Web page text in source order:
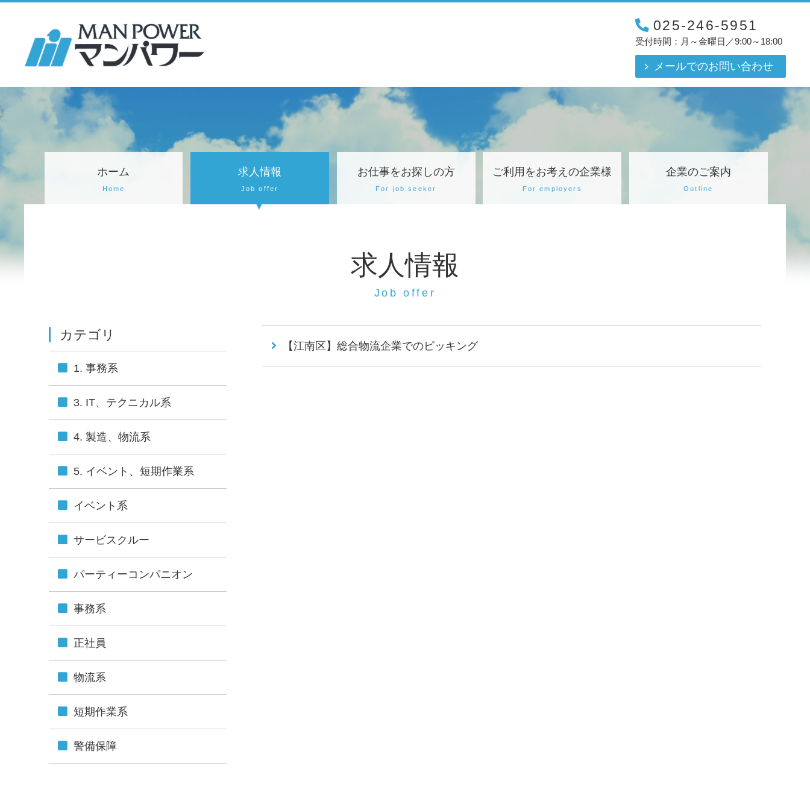
025-246-5951
受付時間：月～金曜日／9:00～18:00
メールでのお問い合わせ
ホーム
Home
求人情報
Job offer
お仕事をお探しの方
For job seeker
ご利用をお考えの企業様
For employers
企業のご案内
Outline
求人情報
Job offer
【江南区】総合物流企業でのピッキング
カテゴリ
1. 事務系
3. IT、テクニカル系
4. 製造、物流系
5. イベント、短期作業系
イベント系
サービスクルー
パーティーコンパニオン
事務系
正社員
物流系
短期作業系
警備保障